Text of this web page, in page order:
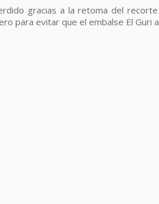
gracias a la retoma del
para evitar que el embalse El Guri